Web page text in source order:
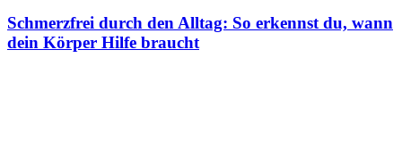
Schmerzfrei durch den Alltag: So erkennst du, wann
dein Körper Hilfe braucht